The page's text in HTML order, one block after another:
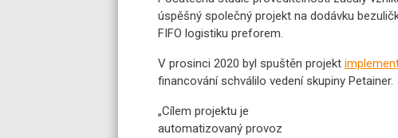
úspěšný společný projekt na dodávku
FIFO logistiku preforem.
V prosinci 2020 byl spuštěn projekt
financování schválilo vedení skupiny Petainer.
„Cílem projektu je
automatizovaný provoz